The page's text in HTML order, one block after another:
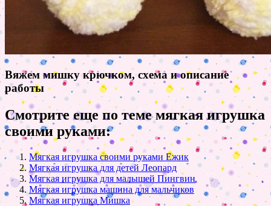
Вяжем мишку крючком, схема и описание
работы
Смотрите еще по теме мягкая игрушка
своими руками:
Мягкая игрушка своими руками Ежик
Мягкая игрушка для детей Леопард
Мягкая игрушка для малышей Пингвин
Мягкая игрушка машина для мальчиков
Мягкая игрушка Мишка